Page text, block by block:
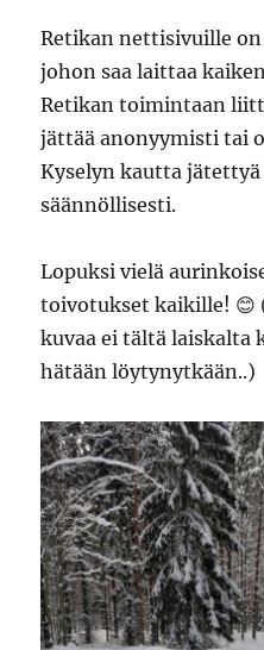
Retikan nettisivuille
johon saa laittaa
Retikan toimintaan
jättää anonyymisti tai
Kyselyn kautta
säännöllisesti.
Lopuksi vielä
toivotukset kaikille! 😊
kuvaa ei tältä laiskalta
hätään löytynytkään..)